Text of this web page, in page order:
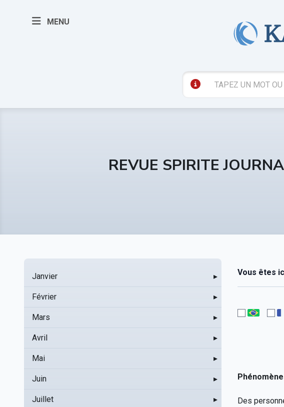
MENU
REVUE SPIRITE
Janvier ▸
Février ▸
Mars ▸
Avril ▸
Mai ▸
Juin ▸
Juillet ▸
Vous êtes
Des